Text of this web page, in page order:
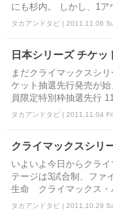
にも杉内。 しかし、1ア
タカアンドタビ | 2011.11.06
日本シリーズ チケッ
まだクライマックスシ
ケット抽選先行発売が
員限定特別枠抽選先行
タカアンドタビ | 2011.11.04
クライマックスシリ
いよいよ今日からクラ
テージは3試合制、ファ
生命 クライマックス・
タカアンドタビ | 2011.10.29